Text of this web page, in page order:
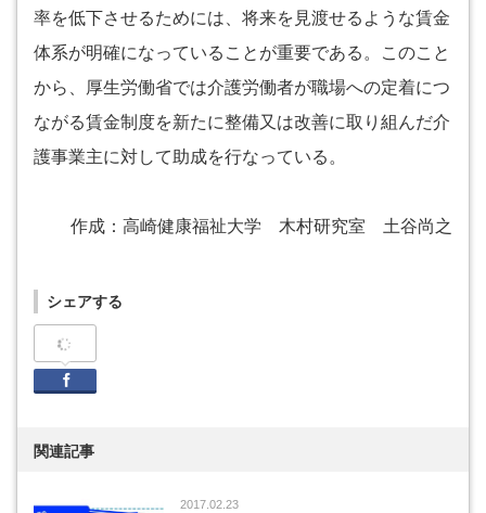
率を低下させるためには、将来を見渡せるような賃金
体系が明確になっていることが重要である。このこと
から、厚生労働省では介護労働者が職場への定着につ
ながる賃金制度を新たに整備又は改善に取り組んだ介
護事業主に対して助成を行なっている。
作成：高崎健康福祉大学 木村研究室 土谷尚之
シェアする
関連記事
2017.02.23